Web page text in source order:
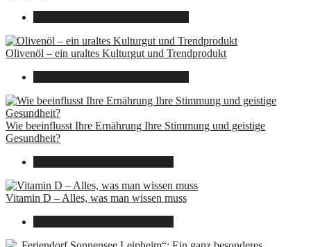
Olivenöl – ein uraltes Kulturgut und Trendprodukt
Wie beeinflusst Ihre Ernährung Ihre Stimmung und geistige
Gesundheit?
Vitamin D – Alles, was man wissen muss